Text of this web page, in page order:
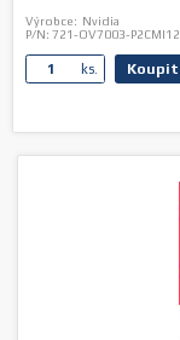
Výrobce: Nvidia
P/N: 721-OV7003-P2CMI12
ks. Koupit